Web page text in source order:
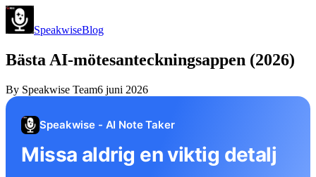
SpeakwiseBlog
Bästa AI-mötesanteckningsappen (2026)
By Speakwise Team6 juni 2026
Speakwise - AI Note Taker
Missa aldrig en viktig detalj